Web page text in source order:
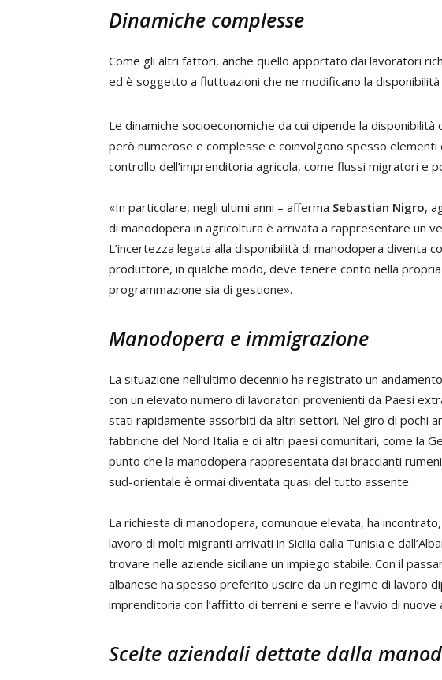
Dinamiche complesse
Come gli altri fattori, anche quello apportato dai lavoratori
ed è soggetto a fluttuazioni che ne modificano la disponibilità
Le dinamiche socioeconomiche da cui dipende la
però numerose e complesse e coinvolgono spesso elementi
controllo dell’imprenditoria agricola, come flussi migratori e
«In particolare, negli ultimi anni – afferma Sebastian Nigro,
di manodopera in agricoltura è arrivata a rappresentare un
L’incertezza legata alla disponibilità di manodopera diventa
produttore, in qualche modo, deve tenere conto nella
programmazione sia di gestione».
Manodopera e immigrazione
La situazione nell’ultimo decennio ha registrato un
con un elevato numero di lavoratori provenienti da Paesi
stati rapidamente assorbiti da altri settori. Nel giro di pochi
fabbriche del Nord Italia e di altri paesi comunitari, come la
punto che la manodopera rappresentata dai braccianti
sud-orientale è ormai diventata quasi del tutto assente.
La richiesta di manodopera, comunque elevata, ha
lavoro di molti migranti arrivati in Sicilia dalla Tunisia e
trovare nelle aziende siciliane un impiego stabile. Con il
albanese ha spesso preferito uscire da un regime di lavoro
imprenditoria con l’affitto di terreni e serre e l’avvio di nuove
Scelte aziendali dettate dalla